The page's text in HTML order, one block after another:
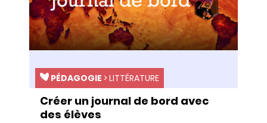
PÉDAGOGIE >LITTÉRATURE
Créer un journal de bord avec
des élèves